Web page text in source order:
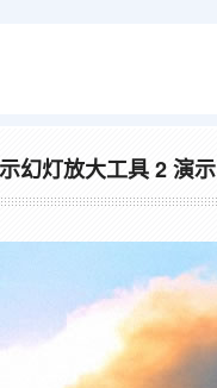
幻灯放大工具 2 演示